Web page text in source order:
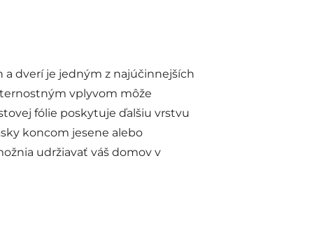
a dverí je jedným z najúčinnejších
vplyvom môže
fólie poskytuje ďalšiu vrstvu
koncom jesene alebo
udržiavať váš domov v